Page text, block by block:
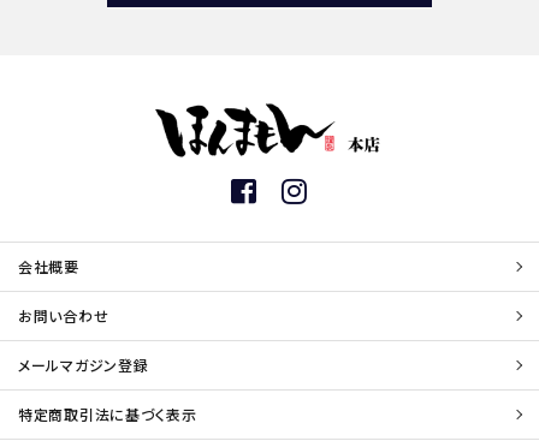
会社概要
お問い合わせ
メールマガジン登録
特定商取引法に基づく表示